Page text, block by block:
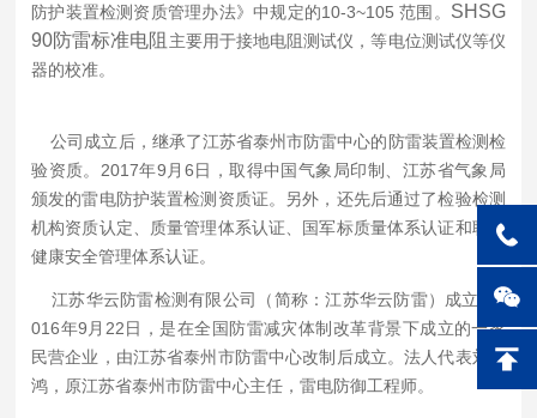
防护装置检测资质管理办法》中规定的10-3~105 范围。 SHSG
90防雷标准电阻 主要用于接地电阻测试仪，等电位测试仪等仪
器的校准。
公司成立后，继承了江苏省泰州市防雷中心的防雷装置检测检
验资质。2017年9月6日，取得中国气象局印制、江苏省气象局
颁发的雷电防护装置检测资质证。另外，还先后通过了检验检测
机构资质认定、质量管理体系认证、国军标质量体系认证和职业
健康安全管理体系认证。
江苏华云防雷检测有限公司（简称：江苏华云防雷）成立于2
016年9月22日，是在全国防雷减灾体制改革背景下成立的一家
民营企业，由江苏省泰州市防雷中心改制后成立。法人代表刘步
鸿，原江苏省泰州市防雷中心主任，雷电防御工程师。